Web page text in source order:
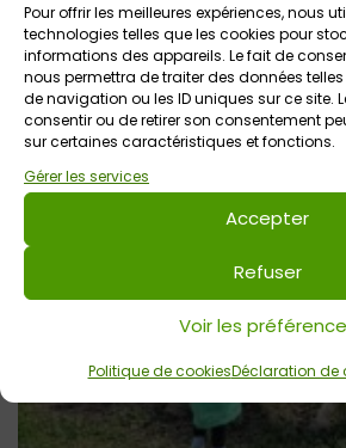
Pour offrir les meilleures expériences, nous
technologies telles que les cookies pour
informations des appareils. Le fait de
nous permettra de traiter des données
de navigation ou les ID uniques sur ce site.
consentir ou de retirer son consentement
sur certaines caractéristiques et fonctions.
Gérer les services
Accepter
Refuser
Voir les
Politique de cookiesDéclaration de
Autres événementsà